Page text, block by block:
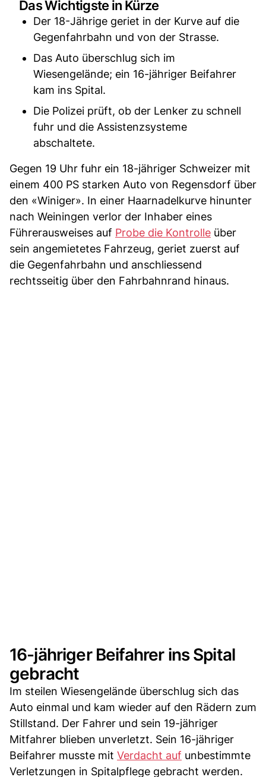
Das Wichtigste in Kürze
Der 18-Jährige geriet in der Kurve auf die
Gegenfahrbahn und von der Strasse.
Das Auto überschlug sich im
Wiesengelände; ein 16-jähriger Beifahrer
kam ins Spital.
Die Polizei prüft, ob der Lenker zu schnell
fuhr und die Assistenzsysteme
abschaltete.
Gegen 19 Uhr fuhr ein 18-jähriger Schweizer mit
einem 400 PS starken Auto von Regensdorf über
den «Winiger». In einer Haarnadelkurve hinunter
nach Weiningen verlor der Inhaber eines
Führerausweises auf Probe die Kontrolle über
sein angemietetes Fahrzeug, geriet zuerst auf
die Gegenfahrbahn und anschliessend
rechtsseitig über den Fahrbahnrand hinaus.
16-jähriger Beifahrer ins Spital
gebracht
Im steilen Wiesengelände überschlug sich das
Auto einmal und kam wieder auf den Rädern zum
Stillstand. Der Fahrer und sein 19-jähriger
Mitfahrer blieben unverletzt. Sein 16-jähriger
Beifahrer musste mit Verdacht auf unbestimmte
Verletzungen in Spitalpflege gebracht werden.